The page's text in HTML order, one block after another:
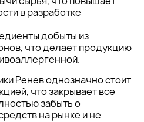
в разработке
добыты из
что делает продукцию
Ренев однозначно стоит
что закрывает все
забыть о
на рынке и не